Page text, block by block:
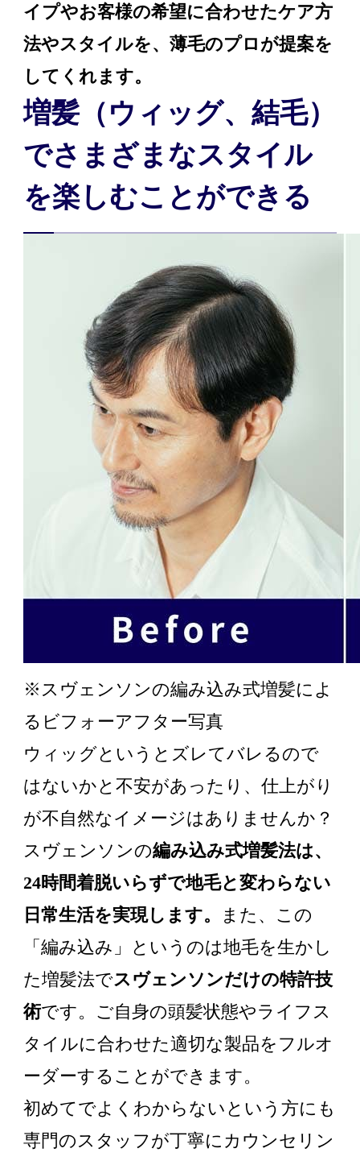
イプやお客様の希望に合わせたケア方
法やスタイルを、薄毛のプロが提案を
してくれます。
増髪（ウィッグ、結毛）
でさまざまなスタイル
を楽しむことができる
※スヴェンソンの編み込み式増髪によ
るビフォーアフター写真
ウィッグというとズレてバレるので
はないかと不安があったり、仕上がり
が不自然なイメージはありませんか？
スヴェンソンの編み込み式増髪法は、
24時間着脱いらずで地毛と変わらない
日常生活を実現します。
また、この
「編み込み」というのは地毛を生かし
た増髪法でスヴェンソンだけの特許技
術です。ご自身の頭髪状態やライフス
タイルに合わせた適切な製品をフルオ
ーダーすることができます。
初めてでよくわからないという方にも
専門のスタッフが丁寧にカウンセリン